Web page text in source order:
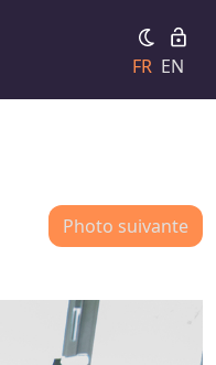
FR EN
Photo suivante